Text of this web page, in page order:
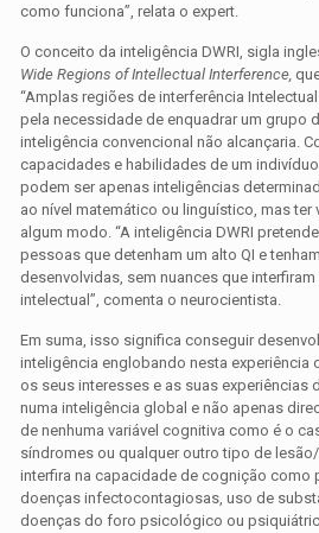
como funciona”, relata o expert.
O conceito da inteligência DWRI, sigla
Wide Regions of Intellectual Interference,
“Amplas regiões de interferência
pela necessidade de enquadrar um grupo
inteligência convencional não alcançaria.
capacidades e habilidades de um
podem ser apenas inteligências
ao nível matemático ou linguístico, mas ter
algum modo. “A inteligência DWRI
pessoas que detenham um alto QI e
desenvolvidas, sem nuances que
intelectual”, comenta o neurocientista.
Em suma, isso significa conseguir
inteligência englobando nesta experiência
os seus interesses e as suas experiências
numa inteligência global e não apenas
de nenhuma variável cognitiva como é o
síndromes ou qualquer outro tipo de
interfira na capacidade de cognição como
doenças infectocontagiosas, uso de
doenças do foro psicológico ou